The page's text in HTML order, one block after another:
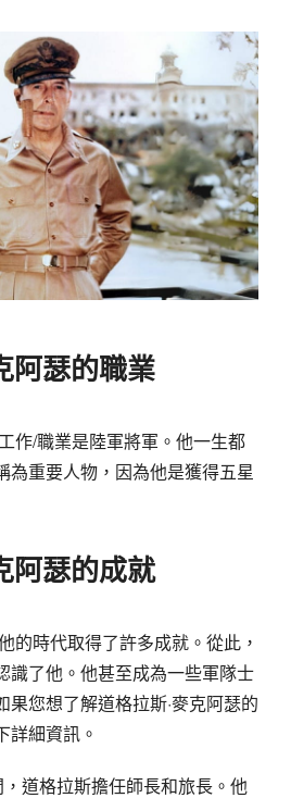
阿瑟的職業
作/職業是陸軍將軍。他一生都
為重要人物，因為他是獲得五星
阿瑟的成就
的時代取得了許多成就。從此，
識了他。他甚至成為一些軍隊士
果您想了解道格拉斯·麥克阿瑟的
詳細資訊。
道格拉斯擔任師長和旅長。他